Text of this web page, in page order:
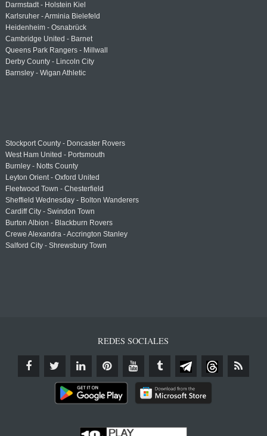
Darmstadt - Holstein Kiel
Karlsruher - Arminia Bielefeld
Heidenheim - Osnabrück
Cambridge United - Barnet
Queens Park Rangers - Millwall
Derby County - Lincoln City
Barnsley - Wigan Athletic
Stockport County - Doncaster Rovers
West Ham United - Portsmouth
Burnley - Notts County
Leyton Orient - Oxford United
Fleetwood Town - Chesterfield
Sheffield Wednesday - Bolton Wanderers
Cardiff City - Swindon Town
Burton Albion - Blackburn Rovers
Crewe Alexandra - Accrington Stanley
Salford City - Shrewsbury Town
REDES SOCIALES